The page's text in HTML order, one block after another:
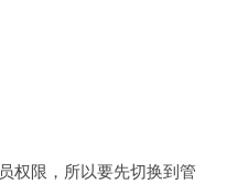
权限，所以要先切换到管